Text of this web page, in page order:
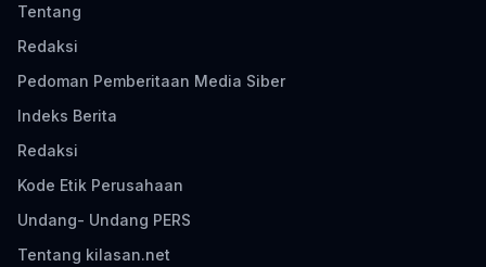
Tentang
Redaksi
Pedoman Pemberitaan Media Siber
Indeks Berita
Redaksi
Kode Etik Perusahaan
Undang- Undang PERS
Tentang kilasan.net